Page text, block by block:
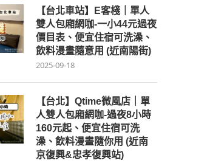
【台北車站】E客棧｜單人
雙人包廂網咖-一小44元過夜
價目表、便宜住宿可洗澡、
飲料漫畫隨意用 (近南陽街)
2025-09-18
【台北】Qtime微風店｜單
人雙人包廂網咖-過夜8小時
160元起、便宜住宿可洗
澡、飲料漫畫隨你用 (近南
京復興&忠孝復興站)